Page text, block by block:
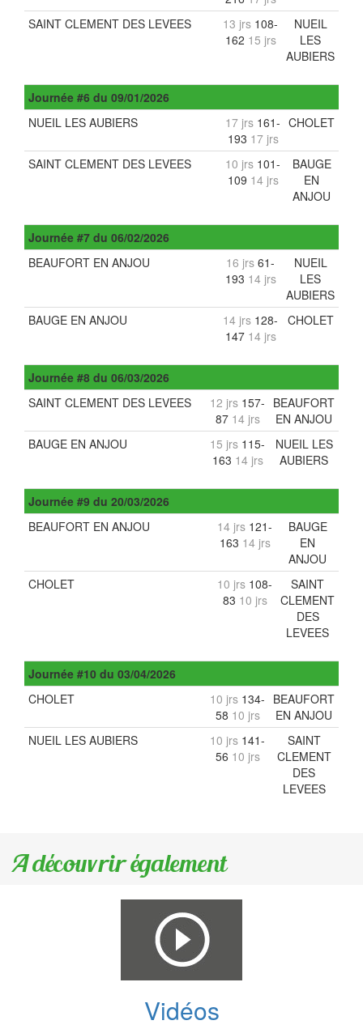
SAINT CLEMENT DES LEVEES
13 jrs 108-
162 15 jrs
NUEIL
LES
AUBIERS
Journée #6 du 09/01/2026
NUEIL LES AUBIERS
17 jrs 161-
193 17 jrs
CHOLET
SAINT CLEMENT DES LEVEES 10 jrs 101-
109 14 jrs
BAUGE
EN
ANJOU
Journée #7 du 06/02/2026
BEAUFORT EN ANJOU
16 jrs 61-
193 14 jrs
NUEIL
LES
AUBIERS
BAUGE EN ANJOU
14 jrs 128-
147 14 jrs
CHOLET
Journée #8 du 06/03/2026
SAINT CLEMENT DES LEVEES
12 jrs 157-
87 14 jrs
BEAUFORT
EN ANJOU
BAUGE EN ANJOU
15 jrs 115-
163 14 jrs
NUEIL LES
AUBIERS
Journée #9 du 20/03/2026
BEAUFORT EN ANJOU
14 jrs 121-
163 14 jrs
BAUGE
EN
ANJOU
CHOLET
10 jrs 108-
83 10 jrs
SAINT
CLEMENT
DES
LEVEES
Journée #10 du 03/04/2026
CHOLET
10 jrs 134-
58 10 jrs
BEAUFORT
EN ANJOU
NUEIL LES AUBIERS
10 jrs 141-
56 10 jrs
SAINT
CLEMENT
DES
LEVEES
A découvrir également
Vidéos